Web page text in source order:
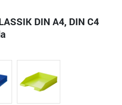
DIN A4, DIN C4